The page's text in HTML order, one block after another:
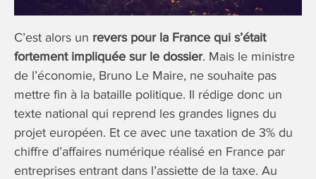
C’est alors un revers pour la France qui s’était
fortement impliquée sur le dossier. Mais le ministre
de l’économie, Bruno Le Maire, ne souhaite pas
mettre fin à la bataille politique. Il rédige donc un
texte national qui reprend les grandes lignes du
projet européen. Et ce avec une taxation de 3% du
chiffre d’affaires numérique réalisé en France par
entreprises entrant dans l’assiette de la taxe. Au